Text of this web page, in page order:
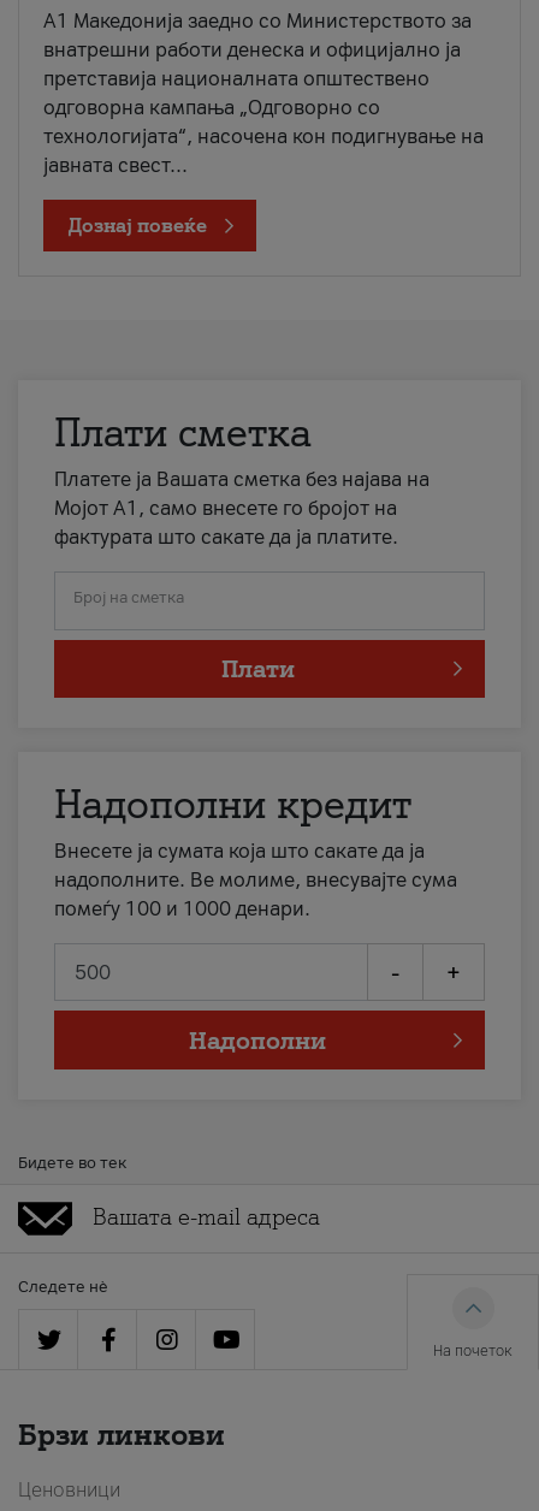
A1 Македонија заедно со Министерството за
внатрешни работи денеска и официјално ја
претставија националната општествено
одговорна кампања „Одговорно со
технологијата“, насочена кон подигнување на
јавната свест...
Дознај повеќе
Плати сметка
Платете ја Вашата сметка без најава на
Мојот А1, само внесете го бројот на
фактурата што сакате да ја платите.
Број на сметка
Плати
Надополни кредит
Внесете ја сумата која што сакате да ја
надополните. Ве молиме, внесувајте сума
помеѓу 100 и 1000 денари.
- +
Надополни
Бидете во тек
Следете нè
На почеток
Брзи линкови
Ценовници